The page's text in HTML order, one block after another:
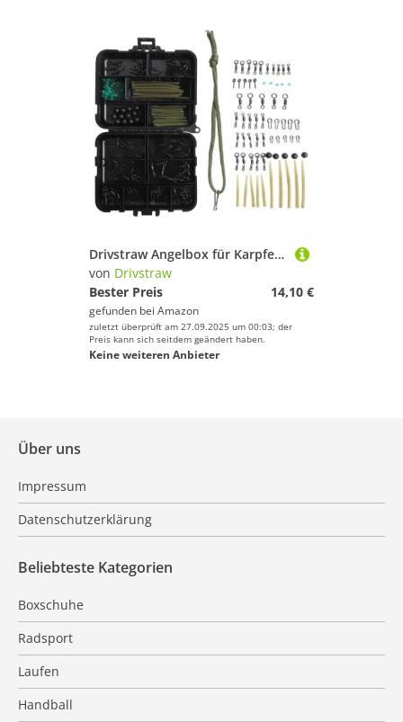
Drivstraw Angelbox für Karpfenangeln mit 301 Angelgeräten inklusive Haken, Wirbel, Clips und Perlen für Süß- und Salzwasserangeln in Flüssen und Meeren
von Drivstraw
Bester Preis
14,10 €
gefunden bei Amazon
zuletzt überprüft am 27.09.2025 um 00:03; der
Preis kann sich seitdem geändert haben.
Keine weiteren Anbieter
Über uns
Impressum
Datenschutzerklärung
Beliebteste Kategorien
Boxschuhe
Radsport
Laufen
Handball